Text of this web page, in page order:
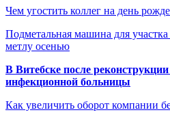
Чем угостить коллег на день
Подметальная машина для
метлу осенью
В Витебске после
инфекционной больницы
Как увеличить оборот компании